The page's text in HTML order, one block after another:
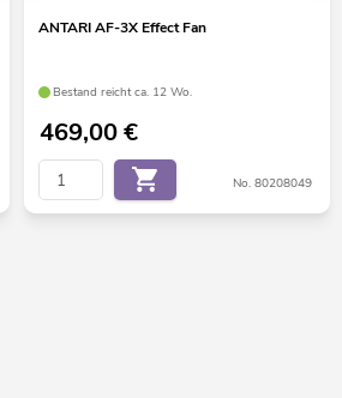
ANTARI AF-3X Effect Fan
Bestand reicht ca. 12 Wo.
469,00€
No. 80208049